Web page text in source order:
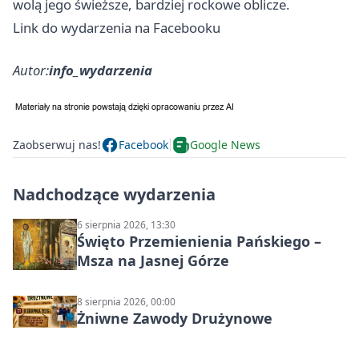
wolą jego świeższe, bardziej rockowe oblicze.
Link do wydarzenia na Facebooku
Autor:info_wydarzenia
Zaobserwuj nas! Facebook Google News
Nadchodzące wydarzenia
6 sierpnia 2026, 13:30
Święto Przemienienia Pańskiego –
Msza na Jasnej Górze
8 sierpnia 2026, 00:00
Żniwne Zawody Drużynowe